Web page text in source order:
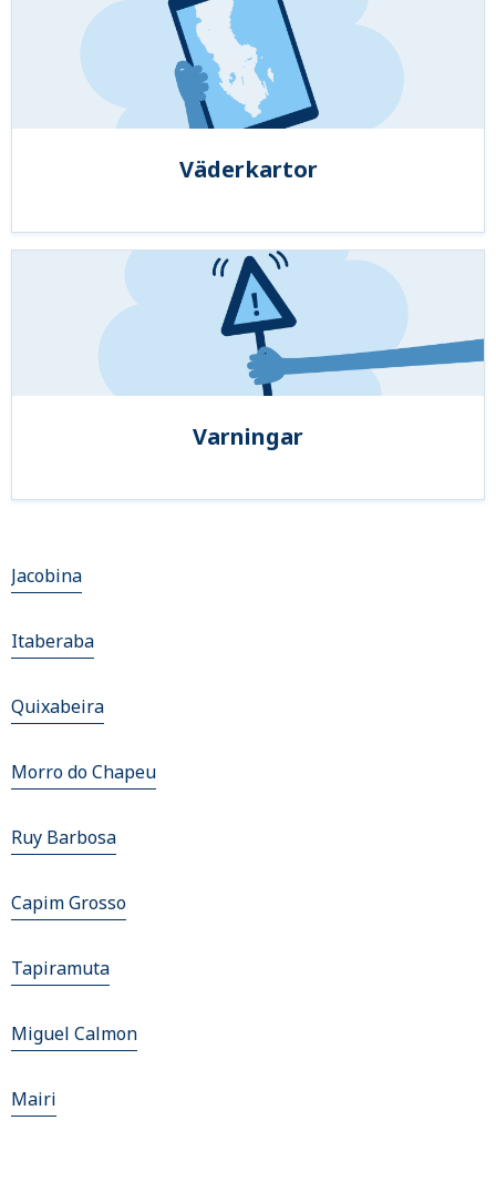
Väderkartor
Varningar
Jacobina
Itaberaba
Quixabeira
Morro do Chapeu
Ruy Barbosa
Capim Grosso
Tapiramuta
Miguel Calmon
Mairi